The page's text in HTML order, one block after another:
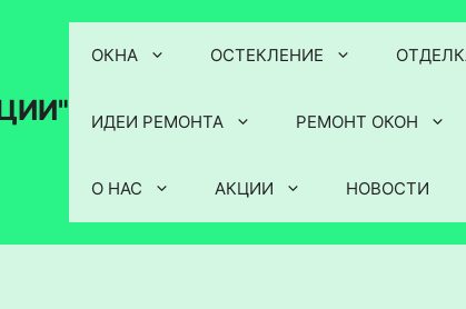
ОКНА ОСТЕКЛЕНИЕ
ИДЕИ РЕМОНТА РЕМОНТ ОКОН
О НАС АКЦИИ НОВОСТИ